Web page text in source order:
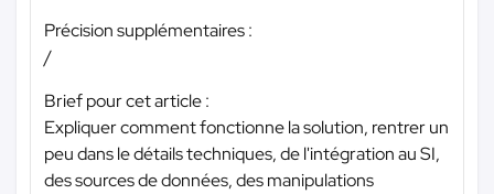
Précision supplémentaires :
/
Brief pour cet article :
Expliquer comment fonctionne la solution, rentrer un
peu dans le détails techniques, de l'intégration au SI,
des sources de données, des manipulations